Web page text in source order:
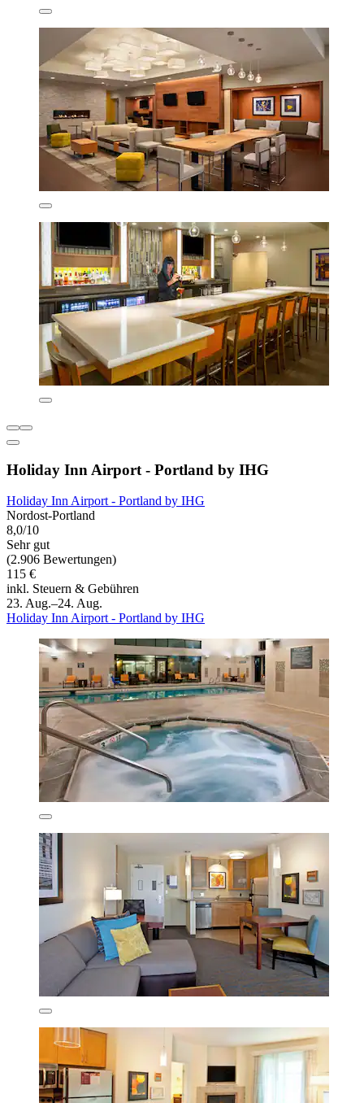
Holiday Inn Airport - Portland by IHG
Holiday Inn Airport - Portland by IHG
Nordost-Portland
8,0/10
Sehr gut
(2.906 Bewertungen)
115 €
inkl. Steuern & Gebühren
23. Aug.–24. Aug.
Holiday Inn Airport - Portland by IHG